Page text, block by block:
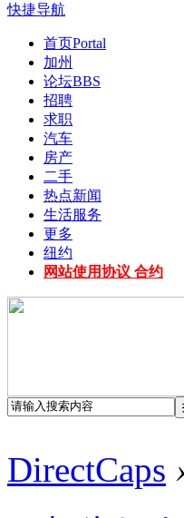
快捷导航
首页Portal
加州
论坛BBS
招聘
求职
汽车
房产
二手
热点新闻
生活服务
更多
纽约
网站使用协议 合约
DirectCaps ›